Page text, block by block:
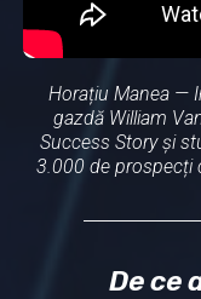
Horațiu Manea —
gazdă William
Success Story și
3.000 de prospecți
De ce